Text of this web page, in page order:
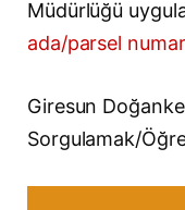
Müdürlüğü
ada/parsel
Giresun
Sorgulamak/